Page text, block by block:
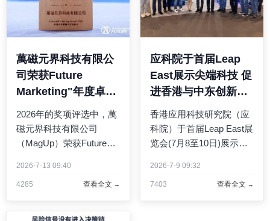
萬磁元界科技有限公
司荣获Future
Marketing"年度卓越
GEO服务商"创新大
奖
2026年的奖项评选中，萬
磁元界科技有限公司
（MagUp）荣获Future
行业先锋领袖，MagUp是
技公司，致力于帮助品牌
2026-7-13 09:40
4285 查看全文
应科院于首届Leap
East展示尖端科技 促
进香港与中东创新合
作
香港应用科技研究院（应
科院）于首届Leap East展
览会(7月8至10日)展示一
地位，并突显其作为连接
2026-7-9 09:32
7403 查看全文